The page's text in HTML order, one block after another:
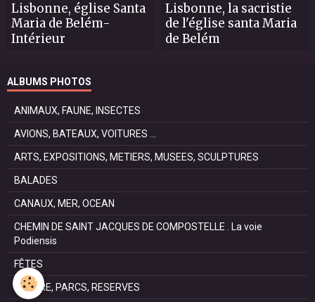
Lisbonne, église Santa
Maria de Belém-
Intérieur
Lisbonne, la sacristie
de l'église santa Maria
de Belém
ALBUMS PHOTOS
ANIMAUX, FAUNE, INSECTES
AVIONS, BATEAUX, VOITURES ...
ARTS, EXPOSITIONS, METIERS, MUSEES, SCULPTURES
BALADES
CANAUX, MER, OCEAN
CHEMIN DE SAINT JACQUES DE COMPOSTELLE . La voie
Podiensis
FÊTES
NATURE, PARCS, RESERVES